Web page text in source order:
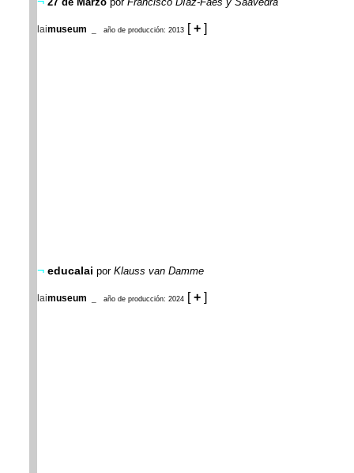
laimuseum año de producción: 2013[+]
¬ educalai porKlauss van Damme
laimuseum año de producción: 2024[+]